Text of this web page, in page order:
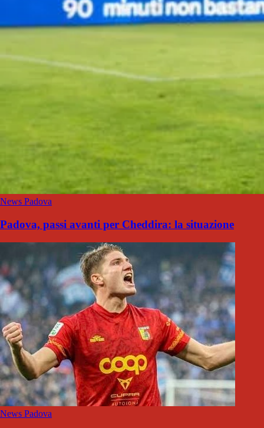
News Padova
Padova, passi avanti per Cheddira: la situazione
News Padova